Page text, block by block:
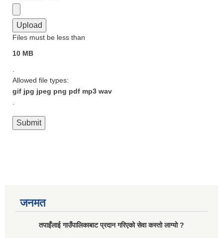
Files must be less than
10 MB
Allowed file types:
gif jpg jpeg png pdf mp3 wav
जनमत
तपाइँलाई गाउँपालिकाबाट प्रदान गरिएको सेवा कस्तो लाग्यो ?